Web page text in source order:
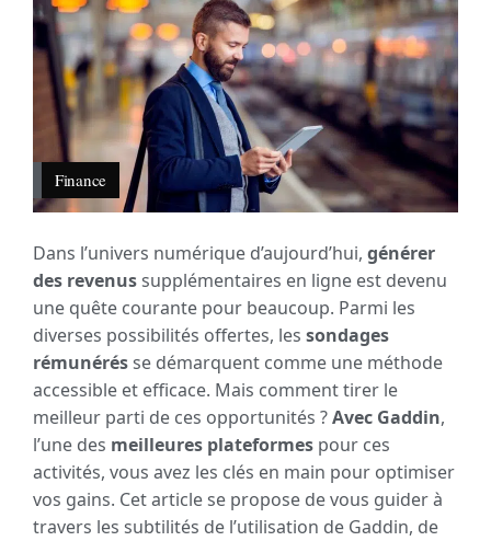
Finance
Dans l’univers numérique d’aujourd’hui, générer
des revenussupplémentaires en ligne est devenu
une quête courante pour beaucoup. Parmi les
diverses possibilités offertes, les sondages
rémunérésse démarquent comme une méthode
accessible et efficace. Mais comment tirer le
meilleur parti de ces opportunités ?Avec Gaddin,
l’une des meilleures plateformes pour ces
activités, vous avez les clés en main pour optimiser
vos gains. Cet article se propose de vous guider à
travers les subtilités de l’utilisation de Gaddin, de